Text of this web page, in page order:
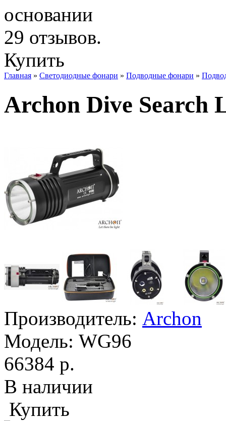
Купить
Главная » Светодиодные фонари » Подводные фонари »
Archon Dive Search
Производитель: Archon
Модель: WG96
66384 р.
В наличии
Купить